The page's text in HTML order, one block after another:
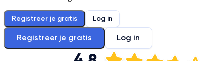
Registreer je gratis Log in
Registreer je gratis Log in